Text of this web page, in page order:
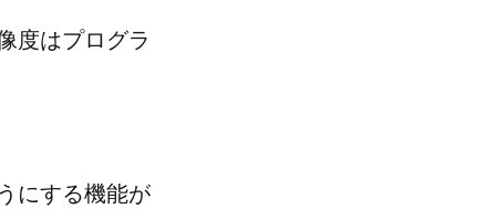
度はプログラ
にする機能が